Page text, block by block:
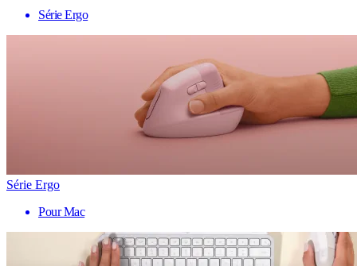
Série Ergo
Série Ergo
Pour Mac